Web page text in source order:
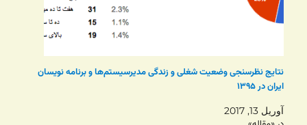
نتایج نظرسنجی وضعیت شغلی و زندگی مدیرسیستم‌ها و برنامه نویسان
ایران در ۱۳۹۵
آوریل 13, 2017